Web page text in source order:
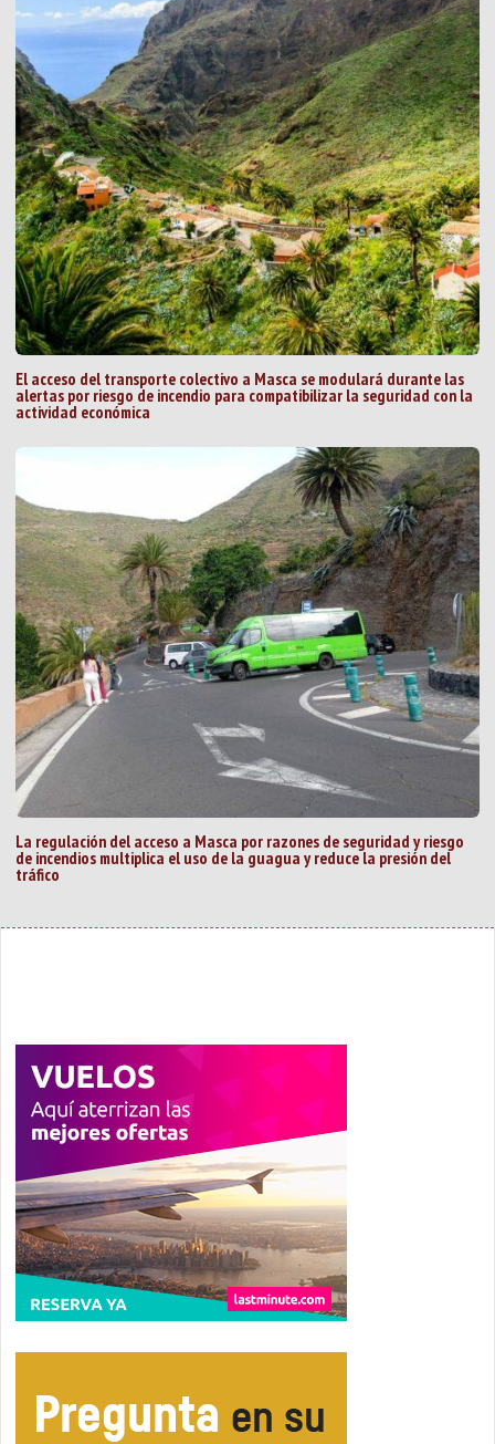
El acceso del transporte colectivo a Masca se modulará durante las
alertas por riesgo de incendio para compatibilizar la seguridad con la
actividad económica
La regulación del acceso a Masca por razones de seguridad y riesgo
de incendios multiplica el uso de la guagua y reduce la presión del
tráfico